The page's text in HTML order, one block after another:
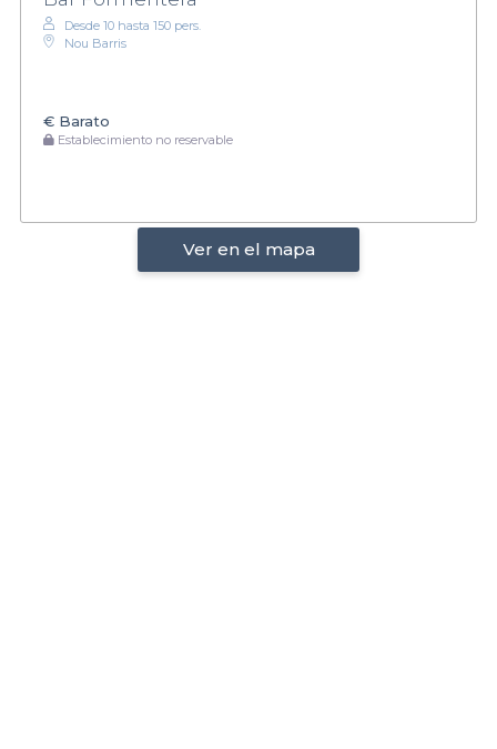
Desde 10 hasta 150 pers.
Nou Barris
€ Barato
Establecimiento no reservable
Ver en el mapa